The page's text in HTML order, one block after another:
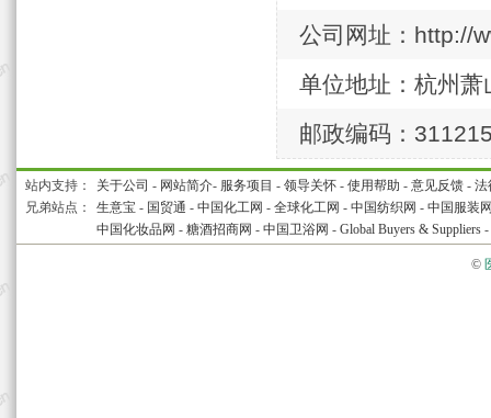
公司网址：http://
单位地址：杭州
邮政编码：
站内支持： 关于公司 - 网站简介- 服务项目 - 领导关怀 - 使用帮助 - 意见反馈 - 法
兄弟站点：
生意宝 - 国贸通 - 中国化工网 - 全球化工网 - 中国纺织网 - 中国服装
中国化妆品网 - 糖酒招商网 - 中国卫浴网 - Global Buyers & Suppliers -
©